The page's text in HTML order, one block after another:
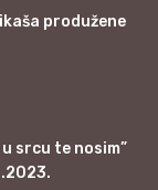
produžene
srcu te nosim”